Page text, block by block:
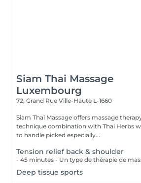
Siam Thai Massage
Luxembourg
72, Grand Rue Ville-Haute L-1660
Siam Thai Massage offers massage
technique combination with Thai Herbs
to handle picked especially...
Tension relief back & shoulder
Deep tissue sports